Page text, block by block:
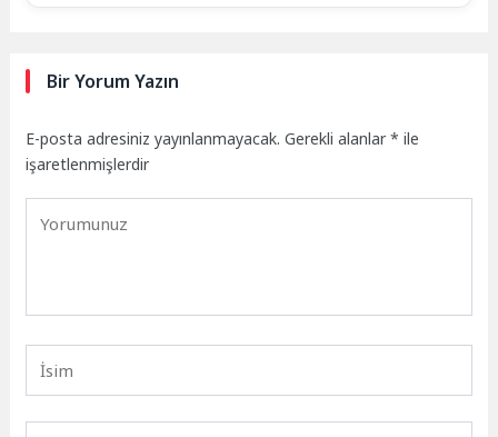
Bir Yorum Yazın
E-posta adresiniz yayınlanmayacak. Gerekli alanlar* ile
işaretlenmişlerdir